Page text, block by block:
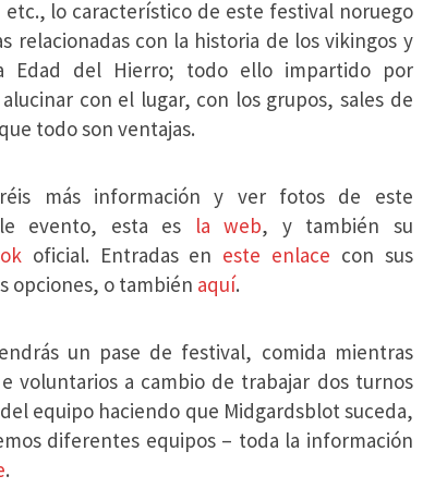
lo característico de este festival noruego
relacionadas con la historia de los vikingos y
del Hierro; todo ello impartido por
con el lugar, con los grupos, sales de
todo son ventajas.
más información y ver fotos de este
evento, esta es la web, y también su
oficial. Entradas en este enlace con sus
opciones, o también aquí.
un pase de festival, comida mientras
voluntarios a cambio de trabajar dos turnos
equipo haciendo que Midgardsblot suceda,
diferentes equipos – toda la información
.